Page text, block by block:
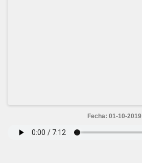
Fecha: 01-10-2019